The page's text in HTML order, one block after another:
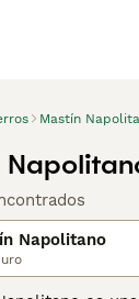
Mastín
Napolitano